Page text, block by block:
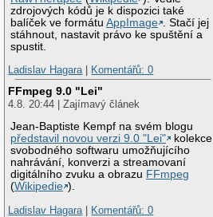
zdrojových kódů je k dispozici také
balíček ve formátuAppImage
. Stačí jej
stáhnout, nastavit právo ke spuštění a
spustit.
Ladislav Hagara| Komentářů: 0
FFmpeg 9.0 "Lei"
4.8. 20:44 | Zajímavý článek
Jean-Baptiste Kempf na svém blogu
představil novou verzi 9.0 "Lei"
kolekce
svobodného softwaru umožňujícího
nahrávání, konverzi a streamovaní
digitálního zvuku a obrazu FFmpeg
(Wikipedie ).
Ladislav Hagara| Komentářů: 0